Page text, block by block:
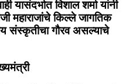
यासंदर्भात विशाल शर्मा यांनी
महाराजांचे किल्ले जागतिक
संस्कृतीचा गौरव असल्याचे